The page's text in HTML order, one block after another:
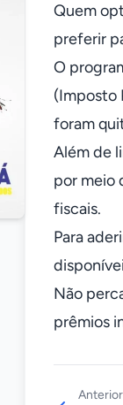
Quem
preferir
O
(Imposto
foram
Além de
por meio
fiscais.
Para
Não
prêmios
Anterior